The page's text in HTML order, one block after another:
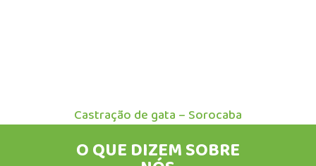
Castração de gata – Sorocaba
O QUE DIZEM SOBRE